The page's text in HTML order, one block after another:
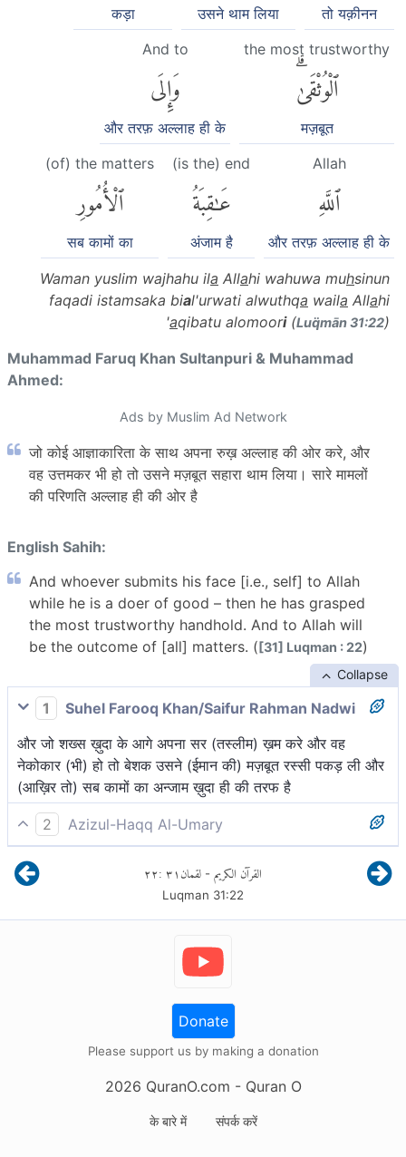
तो यक़ीनन
उसने थाम लिया
कड़ा
the most trustworthy
ٱلْوُثْقَىٰۗ
मज़बूत
And to
وَإِلَى
और तरफ़ अल्लाह ही के
Allah
ٱللَّهِ
और तरफ़ अल्लाह ही के
(is the) end
عَٰقِبَةُ
अंजाम है
(of) the matters
ٱلْأُمُورِ
सब कामों का
Waman yuslim wajhahu ila Allahi wahuwa muhsinun
faqadi istamsaka bial'urwati alwuthqa waila Allahi
'aqibatu alomoori(Luq̈mān 31:22)
Muhammad Faruq Khan Sultanpuri & Muhammad
Ahmed:
Ads by Muslim Ad Network
जो कोई आज्ञाकारिता के साथ अपना रुख़ अल्लाह की ओर करे, और
वह उत्तमकर भी हो तो उसने मज़बूत सहारा थाम लिया। सारे मामलों
की परिणति अल्लाह ही की ओर है
English Sahih:
And whoever submits his face [i.e., self] to Allah
while he is a doer of good – then he has grasped
the most trustworthy handhold. And to Allah will
be the outcome of [all] matters. ([31] Luqman : 22)
Collapse
1
Suhel Farooq Khan/Saifur Rahman Nadwi
और जो शख्स ख़ुदा के आगे अपना सर (तस्लीम) ख़म करे और वह
नेकोकार (भी) हो तो बेशक उसने (ईमान की) मज़बूत रस्सी पकड़ ली और
(आख़िर तो) सब कामों का अन्जाम ख़ुदा ही की तरफ है
2
Azizul-Haqq Al-Umary
और समर्पित कर देगा स्वयं को अल्लाह के तथा वह एकेश्वरवादी हो, तो
उसने पकड़ लिया सुदृढ़ कड़ा तथा अल्लाह हीकी ओर कर्मों का परिणाम
القرآن الكريم - لقمان٣١:٢٢
Luqman 31:22
Donate
Please support us by making a donation
2026 QuranO.com - Quran O
के बारे में संपर्क करें